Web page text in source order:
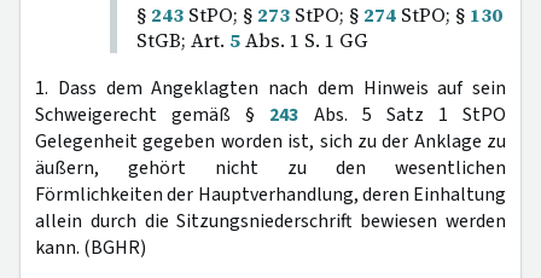
§ 243 StPO; § 273 StPO; § 274 StPO; § 130
StGB; Art. 5Abs. 1 S. 1 GG
1. Dass dem Angeklagten nach dem Hinweis auf sein
Schweigerecht gemäß § 243 Abs. 5 Satz 1 StPO
Gelegenheit gegeben worden ist, sich zu der Anklage zu
äußern, gehört nicht zu den wesentlichen
Förmlichkeiten der Hauptverhandlung, deren Einhaltung
allein durch die Sitzungsniederschrift bewiesen werden
kann. (BGHR)